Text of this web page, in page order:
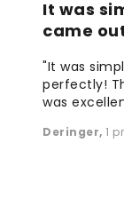
It was
came
"It was
perfectly!
was
Deringer, 1